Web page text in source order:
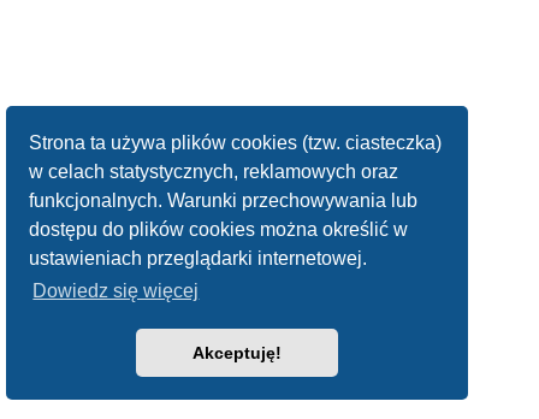
Strona ta używa plików cookies (tzw. ciasteczka)
w celach statystycznych, reklamowych oraz
funkcjonalnych. Warunki przechowywania lub
dostępu do plików cookies można określić w
ustawieniach przeglądarki internetowej.
Dowiedz się więcej
Akceptuję!